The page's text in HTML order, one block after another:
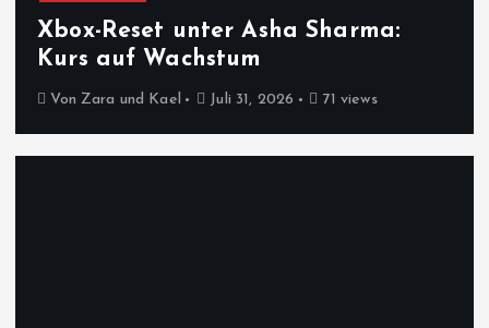
Xbox-Reset unter Asha Sharma:
Kurs auf Wachstum
Von Zara und Kael Juli 31, 2026 71 views